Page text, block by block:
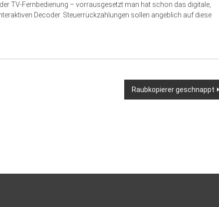
TV-Fernbedienung – vorrausgesetzt man hat schon das digitale,
Decoder. Steuerrückzahlungen sollen angeblich auf diese
Raubkopierer geschnappt